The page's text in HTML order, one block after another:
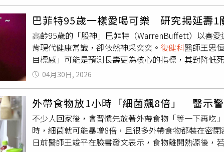
王思恒建議每週至少安排2至3次重量訓練，並累積
或規律運動習慣的長者，每天每公斤體重可攝取1.2至
克。此外，應避免久坐，每坐1小時就起身活動1至2
肌肉品質，降低糖尿病、肌少症及代謝疾病的風險。
「雪花肌」可能是糖尿病及肌少症的警訊。（圖／翻
只是它們走的路不同，如果已經知道自己肝臟油油的
糖。
前科學界能重複驗證的重要生物訊號。王醫師提到，
Biobank）逾4.5萬名成人的資料，發現活動量低的人
隨後，在挪威進行的「MyoGlu」計畫中，26名男性
實，持續的汗水確實能改寫生物分子訊號，讓身體由
「雙管齊下」的策略，具體內容包括每週2次中強度
句」的程度；以及每週2次、每次約45至60分鐘的
醫師指出，雖然這對一般大眾而言看似訓練量極大，
一定要追求一步登天，雖然12週的密集訓練能帶來驚
量的運動時間切入，再循序漸進增加頻率與強度，只
巴菲特95歲一樣愛喝可樂 研究揭延壽1
高齡95歲的「股神」巴菲特（WarrenBuffett）以喜
背現代健康常識，卻依然神采奕奕。 復健科醫師王思
目標感」可能是預測長壽更為核心的指標，其對降低
恒在臉書粉專「一分鐘健身教室」發文指出，這項發
蹤了近6000名美國成年人長達23年；研究團隊在
別、疾病史及菸酒習慣後，「目標感」較高的人，其
生活現狀感到滿意的受試者，擁有明確生命方向的人
時，生活滿意度對長壽的預測力明顯減弱；這顯示「
用更為顯著，是支撐高齡者持續維持生命機能的內在
04月30日, 2026
外帶食物放1小時「細菌飆8倍」 醫示
不少人回家後，會習慣先放著外帶食物「等一下再吃
時，細菌就可能暴增8倍，且很多外帶食物都裝在密
日前醫師王竣平在臉書發文表示，食物離開熱源後，